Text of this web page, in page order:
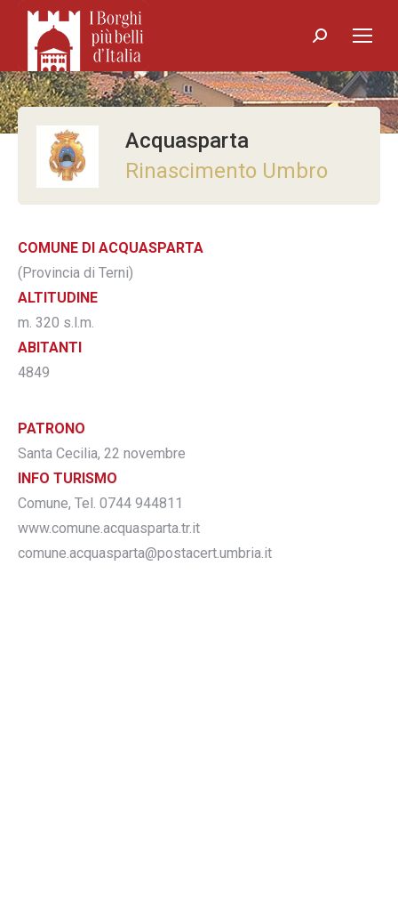
Search:
Acquasparta
Rinascimento Umbro
COMUNE DI ACQUASPARTA
(Provincia di Terni)
ALTITUDINE
m. 320 s.l.m.
ABITANTI
4849
PATRONO
Santa Cecilia, 22 novembre
INFO TURISMO
Comune, Tel. 0744 944811
www.comune.acquasparta.tr.it
comune.acquasparta@postacert.umbria.it